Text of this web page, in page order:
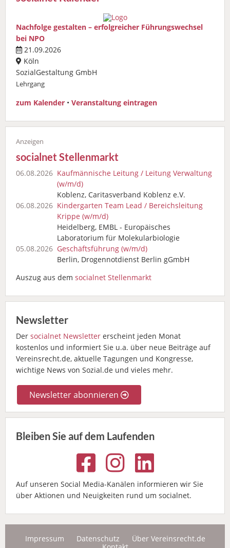
Nachfolge gestalten – erfolgreicher Führungswechsel
bei NPO
21.09.2026
Köln
SozialGestaltung GmbH
Lehrgang
zum Kalender • Veranstaltung eintragen
socialnet Stellenmarkt
06.08.2026 Kaufmännische Leitung / Leitung Verwaltung
(w/m/d)
Koblenz, Caritasverband Koblenz e.V.
06.08.2026 Kindergarten Team Lead / Bereichsleitung
Krippe (w/m/d)
Heidelberg, EMBL - Europäisches
Laboratorium für Molekularbiologie
05.08.2026 Geschäftsführung (w/m/d)
Berlin, Drogennotdienst Berlin gGmbH
Auszug aus dem socialnet Stellenmarkt
Newsletter
Der socialnet Newsletter erscheint jeden Monat
kostenlos und informiert Sie u.a. über neue Beiträge auf
Vereinsrecht.de, aktuelle Tagungen und Kongresse,
wichtige News von Sozial.de und vieles mehr.
Newsletter abonnieren
Bleiben Sie auf dem Laufenden
Auf unseren Social Media-Kanälen informieren wir Sie
über Aktionen und Neuigkeiten rund um socialnet.
Impressum Datenschutz
Über Vereinsrecht.de